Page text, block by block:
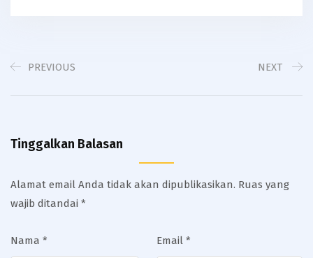
PREVIOUS NEXT
Tinggalkan Balasan
Alamat email Anda tidak akan dipublikasikan. Ruas yang
wajib ditandai *
Nama * Email *